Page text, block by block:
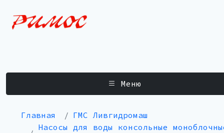
Меню
Главная
ГМС Ливгидромаш
Насосы для воды консольные